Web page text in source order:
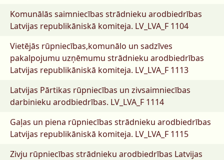
Komunālās saimniecības strādnieku arodbiedrības
Latvijas republikāniskā komiteja. LV_LVA_F 1104
Vietējās rūpniecības,komunālo un sadzīves
pakalpojumu uzņēmumu strādnieku arodbiedrības
Latvijas republikāniskā komiteja. LV_LVA_F 1113
Latvijas Pārtikas rūpniecības un zivsaimniecības
darbinieku arodbiedrības. LV_LVA_F 1114
Gaļas un piena rūpniecības strādnieku arodbiedrības
Latvijas republikāniskā komiteja. LV_LVA_F 1115
Zivju rūpniecības strādnieku arodbiedrības Latvijas